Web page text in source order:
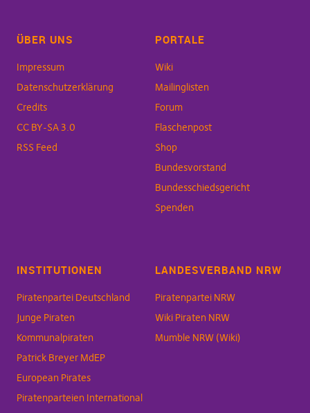
ÜBER UNS
Impressum
Datenschutzerklärung
Credits
CC BY-SA 3.0
RSS Feed
PORTALE
Wiki
Mailinglisten
Forum
Flaschenpost
Shop
Bundesvorstand
Bundesschiedsgericht
Spenden
INSTITUTIONEN
Piratenpartei Deutschland
Junge Piraten
Kommunalpiraten
Patrick Breyer MdEP
European Pirates
Piratenparteien International
LANDESVERBAND NRW
Piratenpartei NRW
Wiki Piraten NRW
Mumble NRW (Wiki)